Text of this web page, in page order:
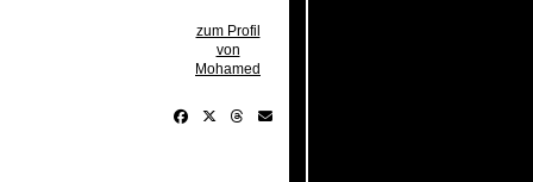
zum Profil
von
Mohamed